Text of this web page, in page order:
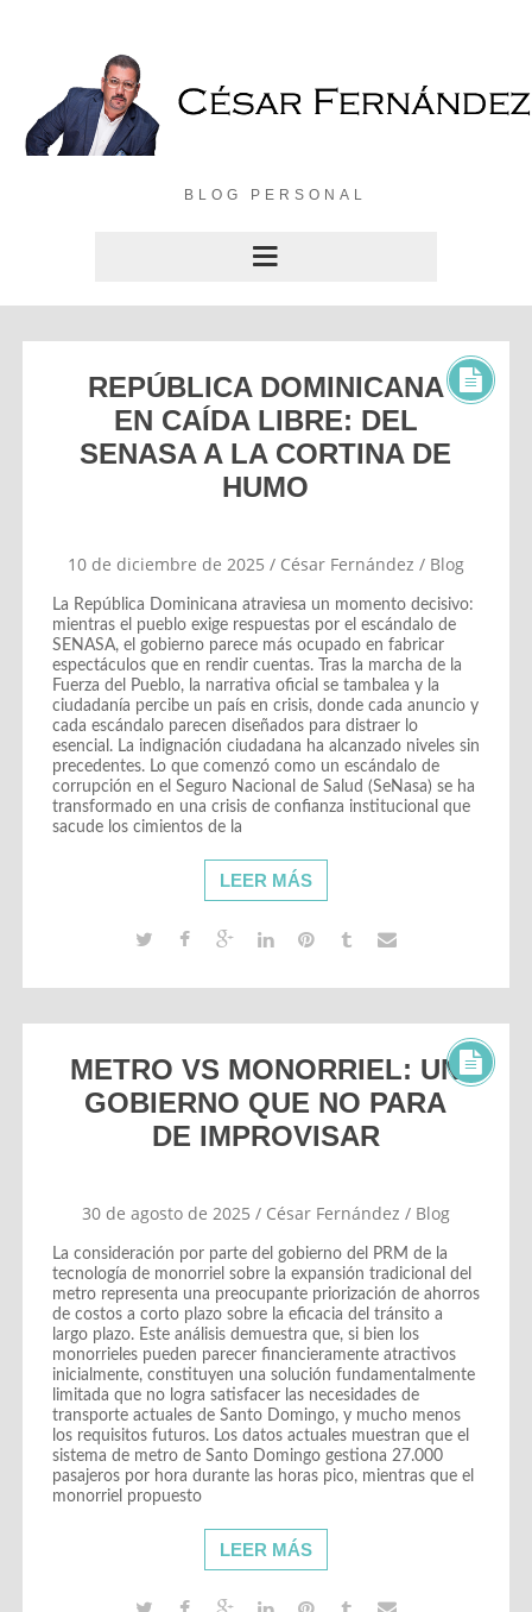
BLOG PERSONAL
REPÚBLICA DOMINICANA
EN CAÍDA LIBRE: DEL
SENASA A LA CORTINA DE
HUMO
10 de diciembre de 2025 / César Fernández / Blog
La República Dominicana atraviesa un momento decisivo:
mientras el pueblo exige respuestas por el escándalo de
SENASA, el gobierno parece más ocupado en fabricar
espectáculos que en rendir cuentas. Tras la marcha de la
Fuerza del Pueblo, la narrativa oficial se tambalea y la
ciudadanía percibe un país en crisis, donde cada anuncio y
cada escándalo parecen diseñados para distraer lo
esencial. La indignación ciudadana ha alcanzado niveles sin
precedentes. Lo que comenzó como un escándalo de
corrupción en el Seguro Nacional de Salud (SeNasa) se ha
transformado en una crisis de confianza institucional que
sacude los cimientos de la
LEER MÁS
METRO VS MONORRIEL: UN
GOBIERNO QUE NO PARA
DE IMPROVISAR
30 de agosto de 2025 / César Fernández / Blog
La consideración por parte del gobierno del PRM de la
tecnología de monorriel sobre la expansión tradicional del
metro representa una preocupante priorización de ahorros
de costos a corto plazo sobre la eficacia del tránsito a
largo plazo. Este análisis demuestra que, si bien los
monorrieles pueden parecer financieramente atractivos
inicialmente, constituyen una solución fundamentalmente
limitada que no logra satisfacer las necesidades de
transporte actuales de Santo Domingo, y mucho menos
los requisitos futuros. Los datos actuales muestran que el
sistema de metro de Santo Domingo gestiona 27.000
pasajeros por hora durante las horas pico, mientras que el
monorriel propuesto
LEER MÁS